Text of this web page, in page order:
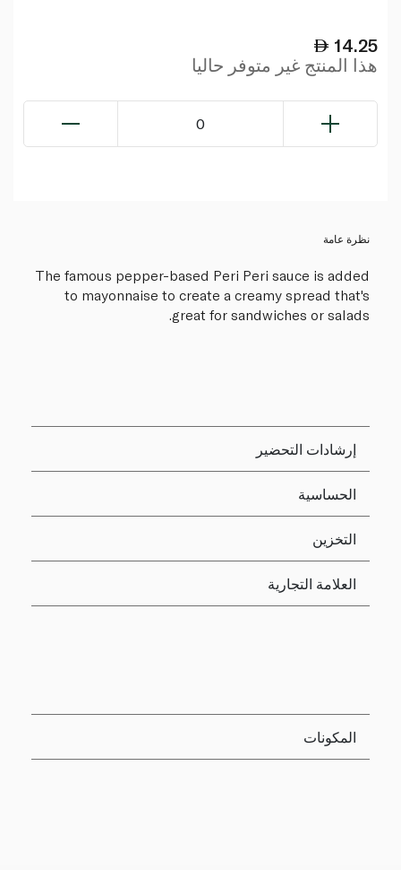
14.25
هذا المنتج غير متوفر حاليا
0
نظرة عامة
The famous pepper-based Peri Peri sauce is added
to mayonnaise to create a creamy spread that's
great for sandwiches or salads.
إرشادات التحضير
الحساسية
التخزين
العلامة التجارية
المكونات